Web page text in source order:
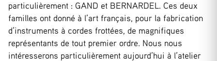
particulièrement : GAND et BERNARDEL. Ces deux
familles ont donné à l’art français, pour la fabrication
d’instruments à cordes frottées, de magnifiques
représentants de tout premier ordre. Nous nous
intéresserons particulièrement aujourd’hui à l’atelier